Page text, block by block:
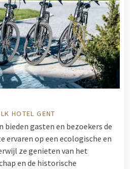
HOTEL GENT
gasten en bezoekers de
ervaren op een ecologische en
ze genieten van het
en de historische